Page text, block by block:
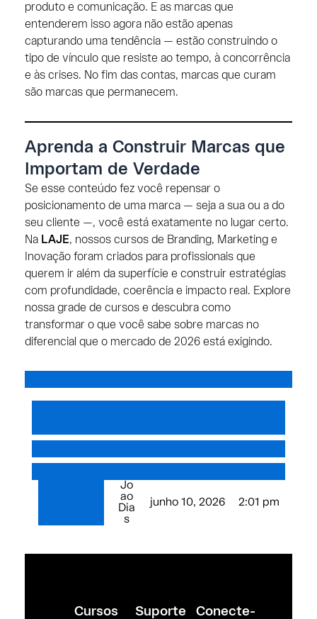
produto e comunicação. E as marcas que
entenderem isso agora não estão apenas
capturando uma tendência — estão construindo o
tipo de vínculo que resiste ao tempo, à concorrência
e às crises. No fim das contas, marcas que curam
são marcas que permanecem.
Aprenda a Construir Marcas que
Importam de Verdade
Se esse conteúdo fez você repensar o
posicionamento de uma marca — seja a sua ou a do
seu cliente —, você está exatamente no lugar certo.
Na LAJE, nossos cursos de Branding, Marketing e
Inovação foram criados para profissionais que
querem ir além da superfície e construir estratégias
com profundidade, coerência e impacto real. Explore
nossa grade de cursos e descubra como
transformar o que você sabe sobre marcas no
diferencial que o mercado de 2026 está exigindo.
Jo
ao
Dia
s
junho 10, 2026 2:01 pm
Cursos Suporte
Conecte-